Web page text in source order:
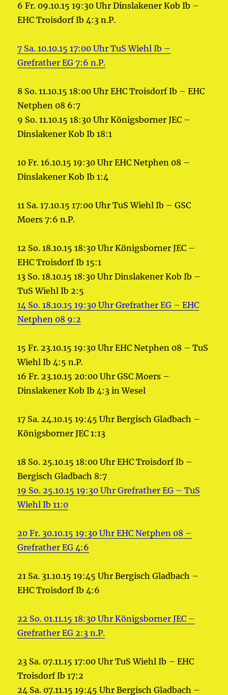
6 Fr. 09.10.15 19:30 Uhr Dinslakener Kob Ib –
EHC Troisdorf Ib 4:3 n.P.
7 Sa. 10.10.15 17:00 Uhr TuS Wiehl Ib –
Grefrather EG 7:6 n.P.
8 So. 11.10.15 18:00 Uhr EHC Troisdorf Ib – EHC
Netphen 08 6:7
9 So. 11.10.15 18:30 Uhr Königsborner JEC –
Dinslakener Kob Ib 18:1
10 Fr. 16.10.15 19:30 Uhr EHC Netphen 08 –
Dinslakener Kob Ib 1:4
11 Sa. 17.10.15 17:00 Uhr TuS Wiehl Ib – GSC
Moers 7:6 n.P.
12 So. 18.10.15 18:30 Uhr Königsborner JEC –
EHC Troisdorf Ib 15:1
13 So. 18.10.15 18:30 Uhr Dinslakener Kob Ib –
TuS Wiehl Ib 2:5
14 So. 18.10.15 19:30 Uhr Grefrather EG – EHC
Netphen 08 9:2
15 Fr. 23.10.15 19:30 Uhr EHC Netphen 08 – TuS
Wiehl Ib 4:5 n.P.
16 Fr. 23.10.15 20:00 Uhr GSC Moers –
Dinslakener Kob Ib 4:3 in Wesel
17 Sa. 24.10.15 19:45 Uhr Bergisch Gladbach –
Königsborner JEC 1:13
18 So. 25.10.15 18:00 Uhr EHC Troisdorf Ib –
Bergisch Gladbach 8:7
19 So. 25.10.15 19:30 Uhr Grefrather EG – TuS
Wiehl Ib 11:0
20 Fr. 30.10.15 19:30 Uhr EHC Netphen 08 –
Grefrather EG 4:6
21 Sa. 31.10.15 19:45 Uhr Bergisch Gladbach –
EHC Troisdorf Ib 4:6
22 So. 01.11.15 18:30 Uhr Königsborner JEC –
Grefrather EG 2:3 n.P.
23 Sa. 07.11.15 17:00 Uhr TuS Wiehl Ib – EHC
Troisdorf Ib 17:2
24 Sa. 07.11.15 19:45 Uhr Bergisch Gladbach –